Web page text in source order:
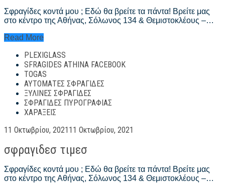
Σφραγίδες κοντά μου ; Εδώ θα βρείτε τα πάντα! Βρείτε μας
στο κέντρο της Αθήνας, Σόλωνος 134 & Θεμιστοκλέους –…
σφραγιδεσ
τιμεσ
Read More
PLEXIGLASS
SFRAGIDES ATHINA FACEBOOK
TOGAS
ΑΥΤΌΜΑΤΕΣ ΣΦΡΑΓΊΔΕΣ
ΞΎΛΙΝΕΣ ΣΦΡΑΓΊΔΕΣ
ΣΦΡΑΓΊΔΕΣ ΠΥΡΟΓΡΑΦΊΑΣ
ΧΑΡΆΞΕΙΣ
Posted
11 Οκτωβρίου, 2021 11 Οκτωβρίου, 2021
σφραγιδεσ τιμεσ
Σφραγίδες κοντά μου ; Εδώ θα βρείτε τα πάντα! Βρείτε μας
στο κέντρο της Αθήνας, Σόλωνος 134 & Θεμιστοκλέους –…